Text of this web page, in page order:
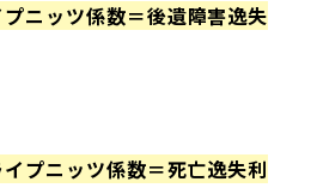
ニッツ係数＝後遺障害逸失
プニッツ係数＝死亡逸失利